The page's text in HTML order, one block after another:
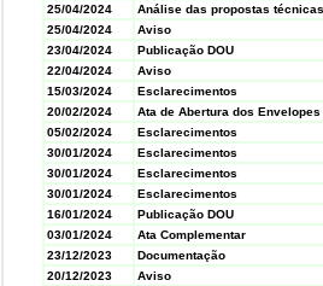
25/04/2024
Análise das propostas técnicas
25/04/2024
Aviso
23/04/2024
Publicação DOU
22/04/2024
Aviso
15/03/2024
Esclarecimentos
20/02/2024
Ata de Abertura dos Envelopes
05/02/2024
Esclarecimentos
30/01/2024
Esclarecimentos
30/01/2024
Esclarecimentos
30/01/2024
Esclarecimentos
16/01/2024
Publicação DOU
03/01/2024
Ata Complementar
23/12/2023
Documentação
20/12/2023
Aviso